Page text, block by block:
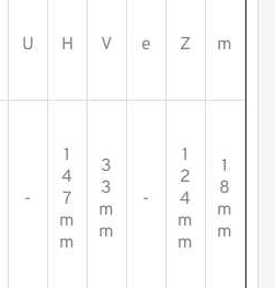
U H V e Z m
-
1
4
7
m
m
3
3
m
m
-
1
2
4
m
m
1
8
m
m